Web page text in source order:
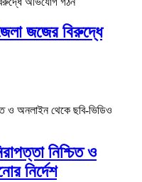
জজের বিরুদ্ধে
নিশ্চিত ও
নির্দেশ